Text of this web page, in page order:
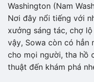
Washington (Nam
Nơi đây nổi tiếng với
xưởng sáng tác, chợ
vậy, Sowa còn có hẳn
cho mọi người, tha hồ
thuật đến khám phá